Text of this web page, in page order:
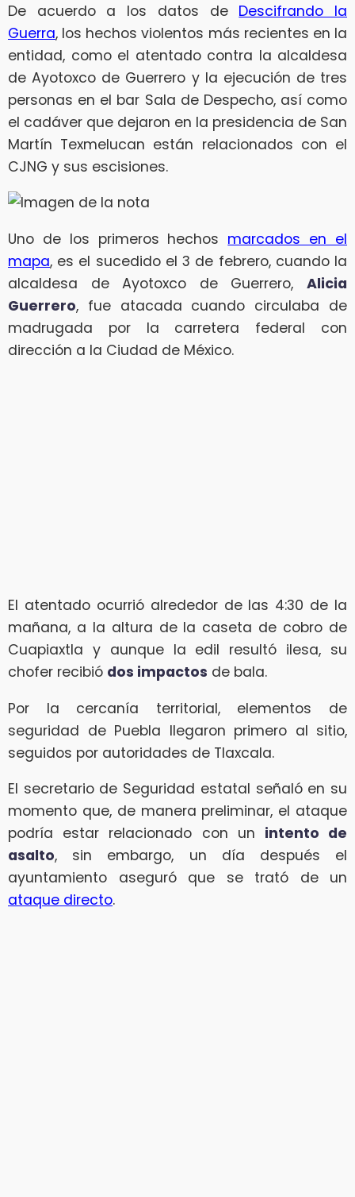
De acuerdo a los datos de Descifrando la
Guerra, los hechos violentos más recientes en la
entidad, como el atentado contra la alcaldesa
de Ayotoxco de Guerrero y la ejecución de tres
personas en el bar Sala de Despecho, así como
el cadáver que dejaron en la presidencia de San
Martín Texmelucan están relacionados con el
CJNG y sus escisiones.
Uno de los primeros hechos marcados en el
mapa, es el sucedido el 3 de febrero, cuando la
alcaldesa de Ayotoxco de Guerrero, Alicia
Guerrero, fue atacada cuando circulaba de
madrugada por la carretera federal con
dirección a la Ciudad de México.
El atentado ocurrió alrededor de las 4:30 de la
mañana, a la altura de la caseta de cobro de
Cuapiaxtla y aunque la edil resultó ilesa, su
chofer recibió dos impactos de bala.
Por la cercanía territorial, elementos de
seguridad de Puebla llegaron primero al sitio,
seguidos por autoridades de Tlaxcala.
El secretario de Seguridad estatal señaló en su
momento que, de manera preliminar, el ataque
podría estar relacionado con un intento de
asalto, sin embargo, un día después el
ayuntamiento aseguró que se trató de un
ataque directo.